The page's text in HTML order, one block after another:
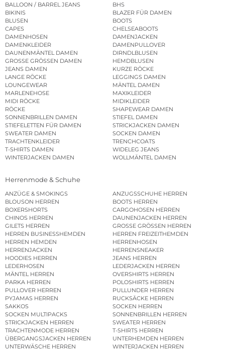
BALLOON / BARREL JEANS
BHS
BIKINIS
BLAZER FÜR DAMEN
BLUSEN
BOOTS
CAPES
CHELSEABOOTS
DAMENHOSEN
DAMENJACKEN
DAMENKLEIDER
DAMENPULLOVER
DAUNENMÄNTEL DAMEN
DIRNDLBLUSEN
GROSSE GRÖSSEN DAMEN
HEMDBLUSEN
JEANS DAMEN
KURZE RÖCKE
LANGE RÖCKE
LEGGINGS DAMEN
LOUNGEWEAR
MÄNTEL DAMEN
MARLENEHOSE
MAXIKLEIDER
MIDI RÖCKE
MIDIKLEIDER
RÖCKE
SHAPEWEAR DAMEN
SONNENBRILLEN DAMEN
STIEFEL DAMEN
STIEFELETTEN FÜR DAMEN
STRICKJACKEN DAMEN
SWEATER DAMEN
SOCKEN DAMEN
TRACHTENKLEIDER
TRENCHCOATS
T-SHIRTS DAMEN
WIDELEG JEANS
WINTERJACKEN DAMEN
WOLLMÄNTEL DAMEN
Herrenmode & Schuhe
ANZÜGE & SMOKINGS
ANZUGSSCHUHE HERREN
BLOUSON HERREN
BOOTS HERREN
BOXERSHORTS
CARGOHOSEN HERREN
CHINOS HERREN
DAUNENJACKEN HERREN
GILETS HERREN
GROSSE GRÖSSEN HERREN
HERREN BUSINESSHEMDEN
HERREN FREIZEITHEMDEN
HERREN HEMDEN
HERRENHOSEN
HERRENJACKEN
HERRENSNEAKER
HOODIES HERREN
JEANS HERREN
LEDERHOSEN
LEDERJACKEN HERREN
MÄNTEL HERREN
OVERSHIRTS HERREN
PARKA HERREN
POLOSHIRTS HERREN
PULLOVER HERREN
PULLUNDER HERREN
PYJAMAS HERREN
RUCKSÄCKE HERREN
SAKKOS
SOCKEN HERREN
SOCKEN MULTIPACKS
SONNENBRILLEN HERREN
STRICKJACKEN HERREN
SWEATER HERREN
TRACHTENMODE HERREN
T-SHIRTS HERREN
ÜBERGANGSJACKEN HERREN
UNTERHEMDEN HERREN
UNTERWÄSCHE HERREN
WINTERJACKEN HERREN